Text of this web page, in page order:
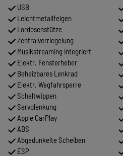
USB
Leichtmetallfelgen
Lordosenstütze
Zentralverriegelung
Musikstreaming integriert
Elektr. Fensterheber
Beheizbares Lenkrad
Elektr. Wegfahrsperre
Schaltwippen
Servolenkung
Apple CarPlay
ABS
Abgedunkelte Scheiben
ESP